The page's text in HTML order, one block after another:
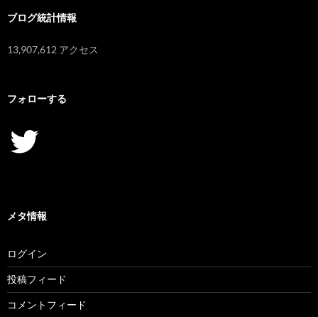
ブログ統計情報
13,907,612 アクセス
フォローする
Twitter
メタ情報
ログイン
投稿フィード
コメントフィード